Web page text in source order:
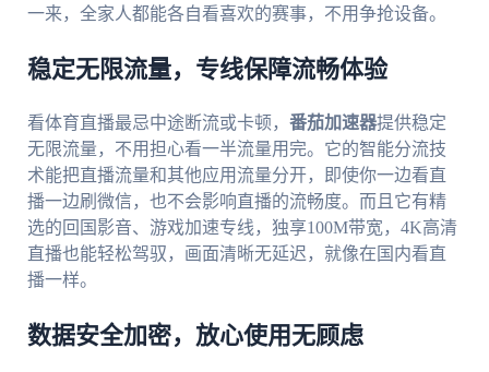
一来，全家人都能各自看喜欢的赛事，不用争抢设备。
稳定无限流量，专线保障流畅体验
看体育直播最忌中途断流或卡顿， 番茄加速器提供稳定
无限流量，不用担心看一半流量用完。它的智能分流技
术能把直播流量和其他应用流量分开，即使你一边看直
播一边刷微信，也不会影响直播的流畅度。而且它有精
选的回国影音、游戏加速专线，独享100M带宽，4K高清
直播也能轻松驾驭，画面清晰无延迟，就像在国内看直
播一样。
数据安全加密，放心使用无顾虑